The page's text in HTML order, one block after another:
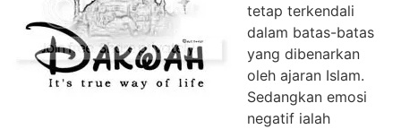
tetap terkendali
dalam batas-batas
yang dibenarkan
oleh ajaran Islam.
Sedangkan emosi
negatif ialah